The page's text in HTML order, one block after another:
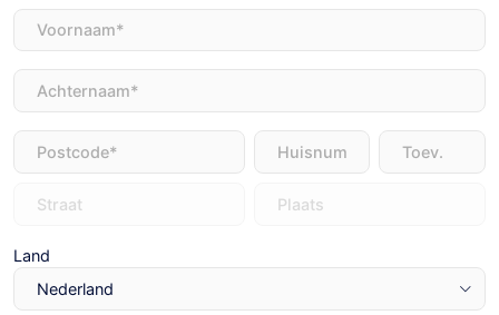
Voornaam (Vereist)
Achternaam
Adres
Land